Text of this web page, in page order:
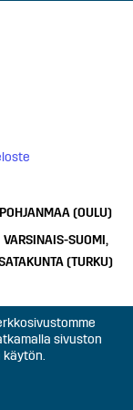
POHJANMAA (OULU)
VARSINAIS-SUOMI,
(TURKU)
sivuston